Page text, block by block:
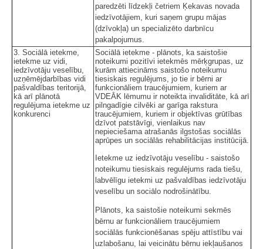
paredzēti līdzekļi četriem Ķekavas novada
iedzīvotājiem, kuri saņem grupu mājas
(dzīvokļa) un specializēto darbnīcu
pakalpojumus.
3. Sociālā ietekme,
ietekme uz vidi,
iedzīvotāju veselību,
uzņēmējdarbības vidi
pašvaldības teritorijā,
kā arī plānotā
regulējuma ietekme uz
konkurenci
Sociālā ietekme - plānots, ka saistošie
noteikumi pozitīvi ietekmēs mērķgrupas, uz
kurām attiecināms saistošo noteikumu
tiesiskais regulējums, jo tie ir bērni ar
funkcionāliem traucējumiem, kuriem ar
VDEĀK lēmumu ir noteikta invaliditāte, kā arī
pilngadīgie cilvēki ar garīga rakstura
traucējumiem, kuriem ir objektīvas grūtības
dzīvot patstāvīgi, vienlaikus nav
nepieciešama atrašanās ilgstošas sociālās
aprūpes un sociālās rehabilitācijas institūcijā.
Ietekme uz iedzīvotāju veselību - saistošo
noteikumu tiesiskais regulējums rada tiešu,
labvēlīgu ietekmi uz pašvaldības iedzīvotāju
veselību un sociālo nodrošinātību.
Plānots, ka saistošie noteikumi sekmēs
bērnu ar funkcionāliem traucējumiem
sociālās funkcionēšanas spēju attīstību vai
uzlabošanu, lai veicinātu bērnu iekļaušanos